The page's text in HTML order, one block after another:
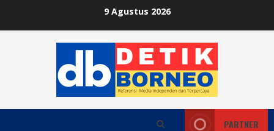
9 Agustus 2026
PARTNER